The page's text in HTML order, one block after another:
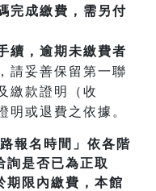
完成繳費，需另付
續，逾期未繳費者
請妥善保留第一聯
繳款證明（收
明或退費之依據。
報名時間」依各階
詢是否已為正取
期限內繳費，本館